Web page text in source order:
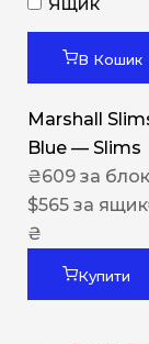
Ящик
В Кошик
Marshall
Blue — Slims
₴609 за блок
$565 за ящик
₴
Купити